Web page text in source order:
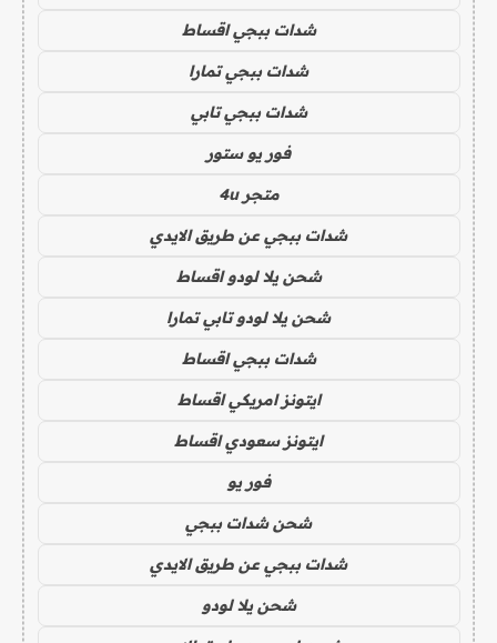
شدات ببجي اقساط
شدات ببجي تمارا
شدات ببجي تابي
فور يو ستور
متجر 4u
شدات ببجي عن طريق الايدي
شحن يلا لودو اقساط
شحن يلا لودو تابي تمارا
شدات ببجي اقساط
ايتونز امريكي اقساط
ايتونز سعودي اقساط
فور يو
شحن شدات ببجي
شدات ببجي عن طريق الايدي
شحن يلا لودو